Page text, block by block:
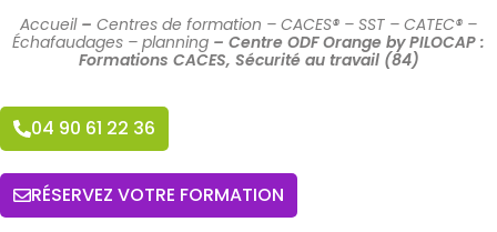
Accueil– Centres de formation – CACES® – SST – CATEC® –
Échafaudages – planning – Centre ODF Orange by PILOCAP :
Formations CACES, Sécurité au travail (84)
04 90 61 22 36
RÉSERVEZ VOTRE FORMATION